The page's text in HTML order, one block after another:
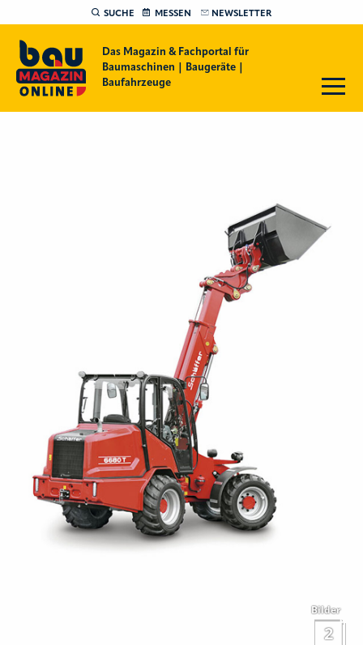
SUCHE MESSEN NEWSLETTER
Das Magazin & Fachportal für
Baumaschinen | Baugeräte |
Baufahrzeuge
Bilder
2